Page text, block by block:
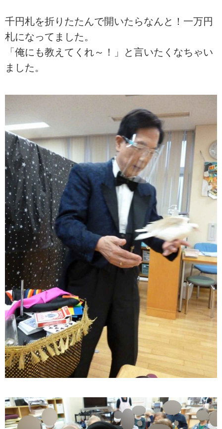
千円札を折りたたんで開いたらなんと！一万円
札になってました。
「俺にも教えてくれ～！」と言いたくなちゃい
ました。